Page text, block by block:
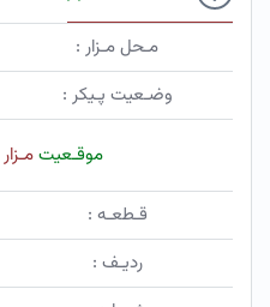
مـحل مـزار :
وضـعیت پـیکر :
موقـعیتمـزار
قـطعـه :
ردیـف :